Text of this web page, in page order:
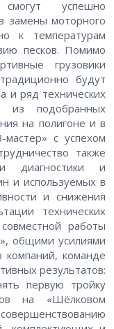
успешно
замены моторного
к температурам
песков. Помимо
грузовики
будут
и ряд технических
из подобранных
на полигоне и в
с успехом
также
диагностики и
и используемых в
и снижения
технических
работы
общими усилиями
компаний, команде
результатов:
первую тройку
на «Шёлковом